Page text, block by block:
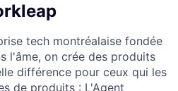
tech montréalaise fondée
l'âme, on crée des produits
différence pour ceux qui les
de produits : L'Agent